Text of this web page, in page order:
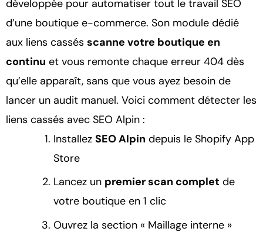
développée pour automatiser tout le travail SEO
d’une boutique e-commerce. Son module dédié
aux liens cassés scanne votre boutique en
continu et vous remonte chaque erreur 404 dès
qu’elle apparaît, sans que vous ayez besoin de
lancer un audit manuel. Voici comment détecter les
liens cassés avec SEO Alpin :
Installez SEO Alpin depuis le Shopify App
Store
Lancez un premier scan complet de
votre boutique en 1 clic
Ouvrez la section « Maillage interne »